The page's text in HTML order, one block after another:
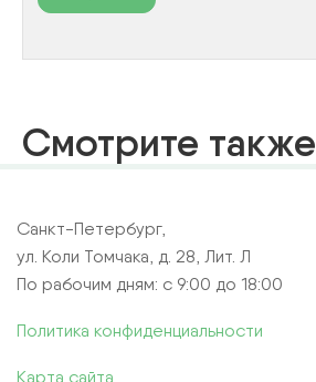
Смотрите также
Санкт-Петербург,
ул. Коли Томчака, д. 28, Лит. Л
По рабочим дням: с 9:00 до 18:00
Политика конфиденциальности
Карта сайта